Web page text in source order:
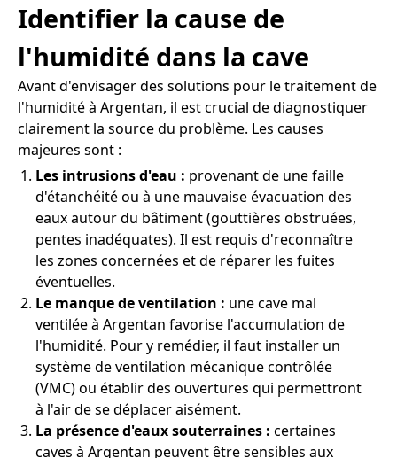
Identifier la cause de
l'humidité dans la cave
Avant d'envisager des solutions pour le traitement de
l'humidité à Argentan, il est crucial de diagnostiquer
clairement la source du problème. Les causes
majeures sont :
Les intrusions d'eau : provenant de une faille
d'étanchéité ou à une mauvaise évacuation des
eaux autour du bâtiment (gouttières obstruées,
pentes inadéquates). Il est requis d'reconnaître
les zones concernées et de réparer les fuites
éventuelles.
Le manque de ventilation : une cave mal
ventilée à Argentan favorise l'accumulation de
l'humidité. Pour y remédier, il faut installer un
système de ventilation mécanique contrôlée
(VMC) ou établir des ouvertures qui permettront
à l'air de se déplacer aisément.
La présence d'eaux souterraines : certaines
caves à Argentan peuvent être sensibles aux